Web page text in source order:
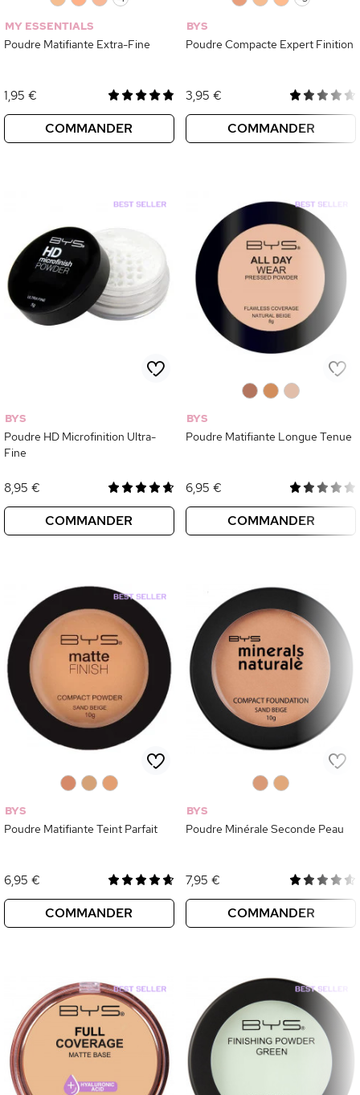
MY ESSENTIALS
Poudre Matifiante Extra-Fine
1,95 €
COMMANDER
BYS
Poudre Compacte Expert Finition
3,95 €
COMMANDER
BYS
Poudre HD Microfinition Ultra-
Fine
8,95 €
COMMANDER
BYS
Poudre Matifiante Longue Tenue
6,95 €
COMMANDER
BYS
Poudre Matifiante Teint Parfait
6,95 €
COMMANDER
BYS
Poudre Minérale Seconde Peau
7,95 €
COMMANDER